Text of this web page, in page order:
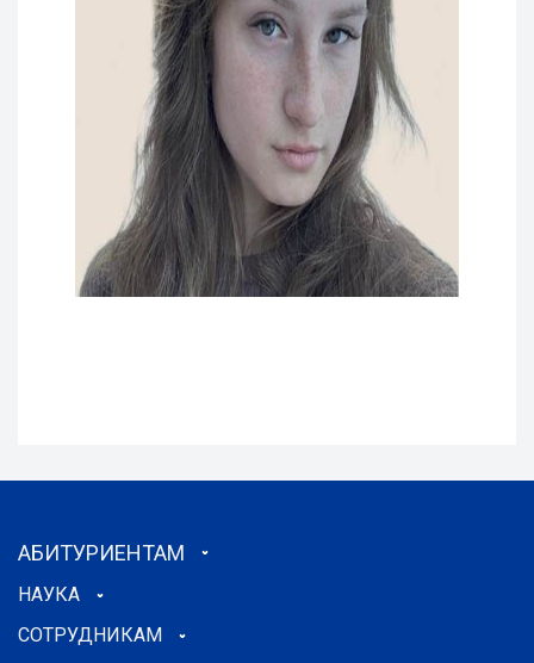
АБИТУРИЕНТАМ
НАУКА
СОТРУДНИКАМ